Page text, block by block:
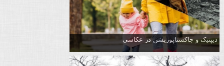
دیپتیک و جاکستا‌پوزیشن در عکاسی